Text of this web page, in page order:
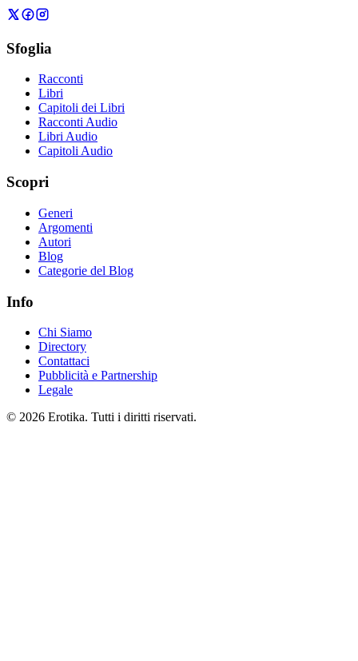
Sfoglia
Racconti
Libri
Capitoli dei Libri
Racconti Audio
Libri Audio
Capitoli Audio
Scopri
Generi
Argomenti
Autori
Blog
Categorie del Blog
Info
Chi Siamo
Directory
Contattaci
Pubblicità e Partnership
Legale
© 2026 Erotika. Tutti i diritti riservati.